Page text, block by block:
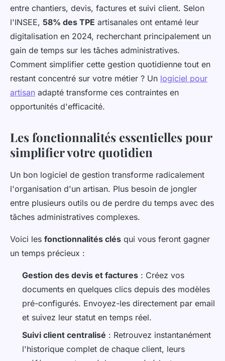
entre chantiers, devis, factures et suivi client. Selon
l'INSEE, 58% des TPE artisanales ont entamé leur
digitalisation en 2024, recherchant principalement un
gain de temps sur les tâches administratives.
Comment simplifier cette gestion quotidienne tout en
restant concentré sur votre métier ? Un logiciel pour
artisan adapté transforme ces contraintes en
opportunités d'efficacité.
Les fonctionnalités essentielles pour
simplifier votre quotidien
Un bon logiciel de gestion transforme radicalement
l'organisation d'un artisan. Plus besoin de jongler
entre plusieurs outils ou de perdre du temps avec des
tâches administratives complexes.
Voici les fonctionnalités clés qui vous feront gagner
un temps précieux :
Gestion des devis et factures : Créez vos
documents en quelques clics depuis des modèles
pré-configurés. Envoyez-les directement par email
et suivez leur statut en temps réel.
Suivi client centralisé : Retrouvez instantanément
l'historique complet de chaque client, leurs